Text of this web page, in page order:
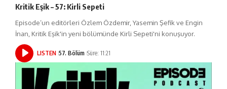
Kritik Eşik – 57: Kirli Sepeti
Episode’un editörleri Özlem Özdemir, Yasemin Şefik ve Engin
İnan, Kritik Eşik'in yeni bölümünde Kirli Sepeti'ni konuşuyor.
LISTEN 57. Bölüm Süre: 11:21